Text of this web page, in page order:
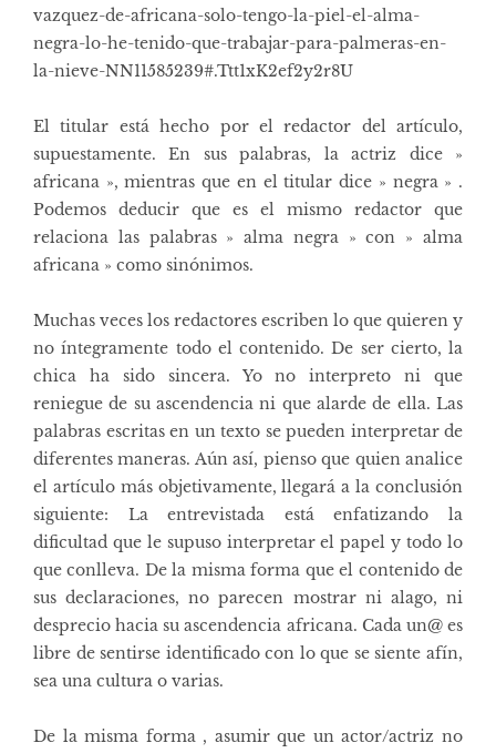
vazquez-de-africana-solo-tengo-la-piel-el-alma-
negra-lo-he-tenido-que-trabajar-para-palmeras-en-
la-nieve-NN11585239#.Ttt1xK2ef2y2r8U
El titular está hecho por el redactor del artículo,
supuestamente. En sus palabras, la actriz dice »
africana », mientras que en el titular dice » negra » .
Podemos deducir que es el mismo redactor que
relaciona las palabras » alma negra » con » alma
africana » como sinónimos.
Muchas veces los redactores escriben lo que quieren y
no íntegramente todo el contenido. De ser cierto, la
chica ha sido sincera. Yo no interpreto ni que
reniegue de su ascendencia ni que alarde de ella. Las
palabras escritas en un texto se pueden interpretar de
diferentes maneras. Aún así, pienso que quien analice
el artículo más objetivamente, llegará a la conclusión
siguiente: La entrevistada está enfatizando la
dificultad que le supuso interpretar el papel y todo lo
que conlleva. De la misma forma que el contenido de
sus declaraciones, no parecen mostrar ni alago, ni
desprecio hacia su ascendencia africana. Cada un@ es
libre de sentirse identificado con lo que se siente afín,
sea una cultura o varias.
De la misma forma , asumir que un actor/actriz no